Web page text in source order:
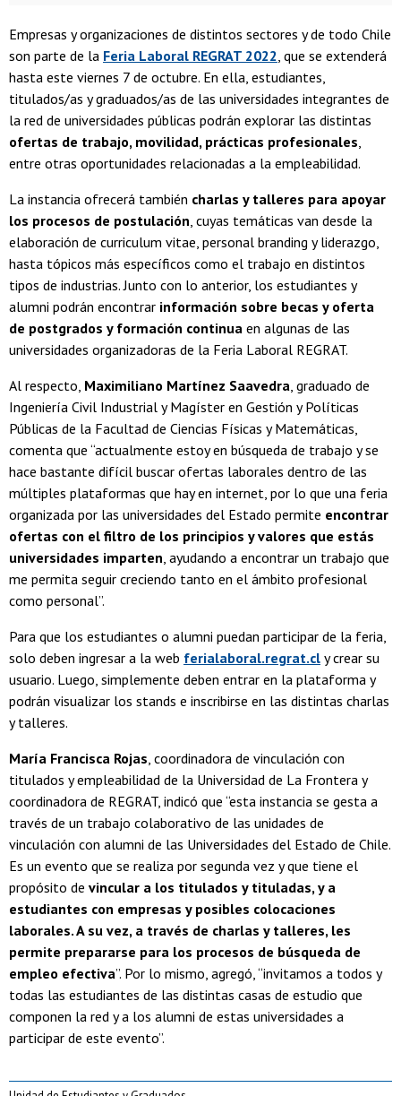
Empresas y organizaciones de distintos sectores y de todo Chile
son parte de la Feria Laboral REGRAT 2022 , que se extenderá
hasta este viernes 7 de octubre. En ella, estudiantes,
titulados/as y graduados/as de las universidades integrantes de
la red de universidades públicas podrán explorar las distintas
ofertas de trabajo, movilidad, prácticas profesionales
entre otras oportunidades relacionadas a la empleabilidad.
La instancia ofrecerá también charlas y talleres para apoyar
los procesos de postulación , cuyas temáticas van desde la
elaboración de curriculum vitae, personal branding y liderazgo,
hasta tópicos más específicos como el trabajo en distintos
tipos de industrias. Junto con lo anterior, los estudiantes y
alumni podrán encontrar información sobre becas y oferta
de postgrados y formación continua en algunas de las
universidades organizadoras de la Feria Laboral REGRAT.
Al respecto, Maximiliano Martínez Saavedra , graduado de
Ingeniería Civil Industrial y Magíster en Gestión y Políticas
Públicas de la Facultad de Ciencias Físicas y Matemáticas,
comenta que “actualmente estoy en búsqueda de trabajo y se
hace bastante difícil buscar ofertas laborales dentro de las
múltiples plataformas que hay en internet, por lo que una feria
organizada por las universidades del Estado permite encontrar
ofertas con el filtro de los principios y valores que estás
universidades imparten , ayudando a encontrar un trabajo que
me permita seguir creciendo tanto en el ámbito profesional
como personal”.
Para que los estudiantes o alumni puedan participar de la feria,
solo deben ingresar a la web ferialaboral.regrat.cl y crear su
usuario. Luego, simplemente deben entrar en la plataforma y
podrán visualizar los stands e inscribirse en las distintas charlas
y talleres.
María Francisca Rojas , coordinadora de vinculación con
titulados y empleabilidad de la Universidad de La Frontera y
coordinadora de REGRAT, indicó que “esta instancia se gesta a
través de un trabajo colaborativo de las unidades de
vinculación con alumni de las Universidades del Estado de Chile.
Es un evento que se realiza por segunda vez y que tiene el
propósito de vincular a los titulados y tituladas, y a
estudiantes con empresas y posibles colocaciones
laborales. A su vez, a través de charlas y talleres, les
permite prepararse para los procesos de búsqueda de
empleo efectiva”. Por lo mismo, agregó, “invitamos a todos y
todas las estudiantes de las distintas casas de estudio que
componen la red y a los alumni de estas universidades a
participar de este evento”.